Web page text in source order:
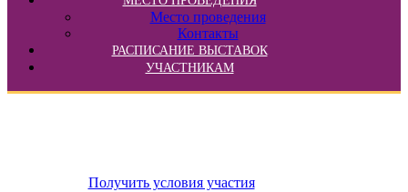
Место проведения
Контакты
РАСПИСАНИЕ ВЫСТАВОК
УЧАСТНИКАМ
Получить условия участия